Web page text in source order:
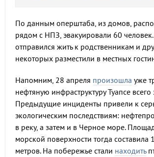
По данным оперштаба, из домов,
рядом с НПЗ, эвакуировали 60
отправился жить к родственникам и
некоторых разместили в местных
Напомним, 28 апреля произошла уже
нефтяную инфраструктуру Туапсе
Предыдущие инциденты привели к
экологическим последствиям:
в реку, а затем и в Черное море.
морской поверхности тогда составила
метров. На побережье стали находить